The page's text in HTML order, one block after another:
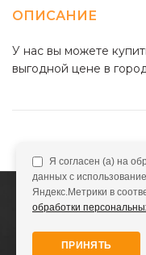
ОПИСАНИЕ
У нас вы можете
выгодной цене в
2011Все Колёса
Сайт не является
Я согласен (а) на
данных с
Яндекс.Метрики в
обработки
ПРИНЯТЬ